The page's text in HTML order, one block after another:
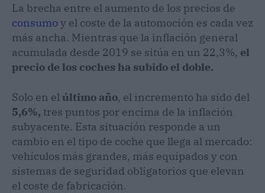
La brecha entre el aumento de los precios de
consumo y el coste de la automoción es cada vez
más ancha. Mientras que la inflación general
acumulada desde 2019 se sitúa en un 22,3%, el
precio de los coches ha subido el doble.
Solo en elúltimo año, el incremento ha sido del
5,6%, tres puntos por encima de la inflación
subyacente. Esta situación responde a un
cambio en el tipo de coche que llega al mercado:
vehículos más grandes, más equipados y con
sistemas de seguridad obligatorios que elevan
el coste de fabricación.